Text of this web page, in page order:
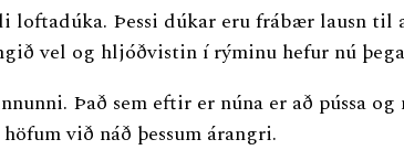
loftadúka. Þessi dúkar eru frábær lausn
vel og hljóðvistin í rýminu hefur nú
Það sem eftir er núna er að pússa
við náð þessum árangri.